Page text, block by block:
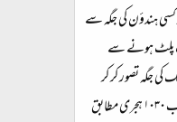
کسی ہندؤن کی جگہ سے
پلٹ ہونے سے
جگہ تصور کر کر
چھتری بنا دی ہو اور ہمایون کے عہد مین وہی چھتری ٹوٹ کر یہ چھتری بنی ہو۔ ۱۰۲۸ ہجری مطابق ۱۶۱۸ عیسوی کے جب جہانگیر بادشاہ بارادہ جانے کشمیر کے دلی مین پہونچا تو اوسنے ایک کتبہ اسمین لگا دیا اور جب ۱۰۳۰ ہجری مطابق